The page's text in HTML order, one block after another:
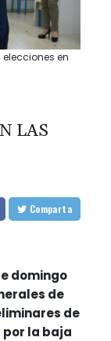
en
LAS
Comparta
domingo
de
de
la baja